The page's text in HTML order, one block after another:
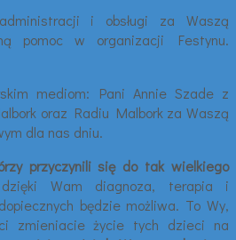
i obsługi za Waszą
pomoc w organizacji Festynu.
mediom: Pani Annie Szade z
oraz Radiu Malbork za Waszą
dla nas dniu.
przyczynili się do tak wielkiego
Wam diagnoza, terapia i
będzie możliwa. To Wy,
zmieniacie życie tych dzieci na